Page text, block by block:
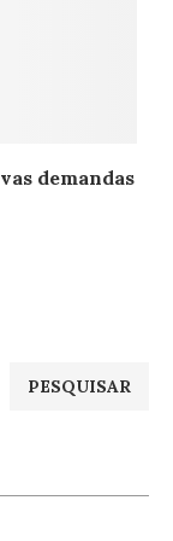
demandas
PESQUISAR